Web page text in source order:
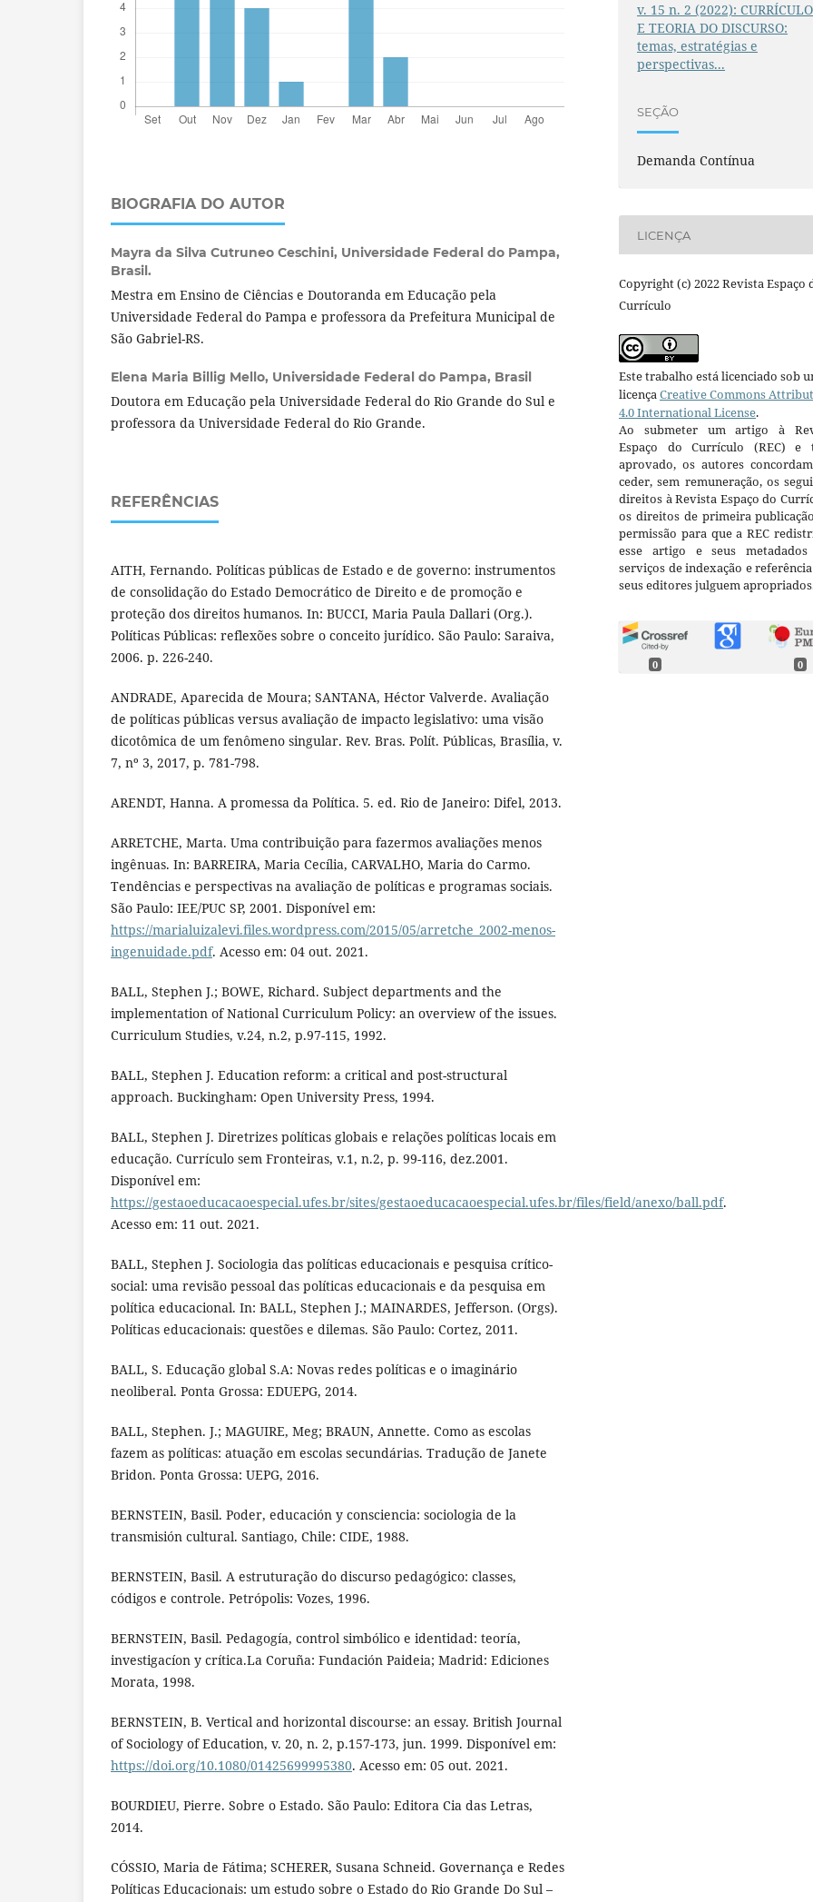
BIOGRAFIA DO AUTOR
Mayra da Silva Cutruneo Ceschini, Universidade Federal do Pampa,
Brasil.
Mestra em Ensino de Ciências e Doutoranda em Educação pela
Universidade Federal do Pampa e professora da Prefeitura Municipal de
São Gabriel-RS.
Elena Maria Billig Mello, Universidade Federal do Pampa, Brasil
Doutora em Educação pela Universidade Federal do Rio Grande do Sul e
professora da Universidade Federal do Rio Grande.
REFERÊNCIAS
AITH, Fernando. Políticas públicas de Estado e de governo: instrumentos
de consolidação do Estado Democrático de Direito e de promoção e
proteção dos direitos humanos. In: BUCCI, Maria Paula Dallari (Org.).
Políticas Públicas: reflexões sobre o conceito jurídico. São Paulo: Saraiva,
2006. p. 226-240.
ANDRADE, Aparecida de Moura; SANTANA, Héctor Valverde. Avaliação
de políticas públicas versus avaliação de impacto legislativo: uma visão
dicotômica de um fenômeno singular. Rev. Bras. Polít. Públicas, Brasília, v.
7, nº 3, 2017, p. 781-798.
ARENDT, Hanna. A promessa da Política. 5. ed. Rio de Janeiro: Difel, 2013.
ARRETCHE, Marta. Uma contribuição para fazermos avaliações menos
ingênuas. In: BARREIRA, Maria Cecília, CARVALHO, Maria do Carmo.
Tendências e perspectivas na avaliação de políticas e programas sociais.
São Paulo: IEE/PUC SP, 2001. Disponível em:
https://marialuizalevi.files.wordpress.com/2015/05/arretche_2002-menos-
ingenuidade.pdf. Acesso em: 04 out. 2021.
BALL, Stephen J.; BOWE, Richard. Subject departments and the
implementation of National Curriculum Policy: an overview of the issues.
Curriculum Studies, v.24, n.2, p.97-115, 1992.
BALL, Stephen J. Education reform: a critical and post-structural
approach. Buckingham: Open University Press, 1994.
BALL, Stephen J. Diretrizes políticas globais e relações políticas locais em
educação. Currículo sem Fronteiras, v.1, n.2, p. 99-116, dez.2001.
Disponível em:
https://gestaoeducacaoespecial.ufes.br/sites/gestaoeducacaoespecial.ufes.br/files/field/anexo/ball.pdf.
Acesso em: 11 out. 2021.
BALL, Stephen J. Sociologia das políticas educacionais e pesquisa crítico-
social: uma revisão pessoal das políticas educacionais e da pesquisa em
política educacional. In: BALL, Stephen J.; MAINARDES, Jefferson. (Orgs).
Políticas educacionais: questões e dilemas. São Paulo: Cortez, 2011.
BALL, S. Educação global S.A: Novas redes políticas e o imaginário
neoliberal. Ponta Grossa: EDUEPG, 2014.
BALL, Stephen. J.; MAGUIRE, Meg; BRAUN, Annette. Como as escolas
fazem as políticas: atuação em escolas secundárias. Tradução de Janete
Bridon. Ponta Grossa: UEPG, 2016.
BERNSTEIN, Basil. Poder, educación y consciencia: sociologia de la
transmisión cultural. Santiago, Chile: CIDE, 1988.
BERNSTEIN, Basil. A estruturação do discurso pedagógico: classes,
códigos e controle. Petrópolis: Vozes, 1996.
BERNSTEIN, Basil. Pedagogía, control simbólico e identidad: teoría,
investigacíon y crítica.La Coruña: Fundación Paideia; Madrid: Ediciones
Morata, 1998.
BERNSTEIN, B. Vertical and horizontal discourse: an essay. British Journal
of Sociology of Education, v. 20, n. 2, p.157-173, jun. 1999. Disponível em:
https://doi.org/10.1080/01425699995380. Acesso em: 05 out. 2021.
BOURDIEU, Pierre. Sobre o Estado. São Paulo: Editora Cia das Letras,
2014.
CÓSSIO, Maria de Fátima; SCHERER, Susana Schneid. Governança e Redes
Políticas Educacionais: um estudo sobre o Estado do Rio Grande Do Sul –
v. 15 n. 2 (2022): CURRÍCULO
E TEORIA DO DISCURSO:
temas, estratégias e
perspectivas...
SEÇÃO
Demanda Contínua
LICENÇA
Copyright (c) 2022 Revista Espaço
Currículo
Este trabalho está licenciado sob
licençaCreative Commons
4.0 International License.
Ao submeter um artigo à
Espaço do Currículo (REC) e
aprovado, os autores
ceder, sem remuneração, os
direitos à Revista Espaço do
os direitos de primeira
permissão para que a REC
esse artigo e seus metadados
serviços de indexação e
seus editores julguem
0 0